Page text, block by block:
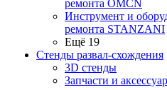
ремонта OMCN
Инструмент и
ремонта STANZANI
Ещё 19
Стенды развал-схождения
3D стенды
Запчасти и